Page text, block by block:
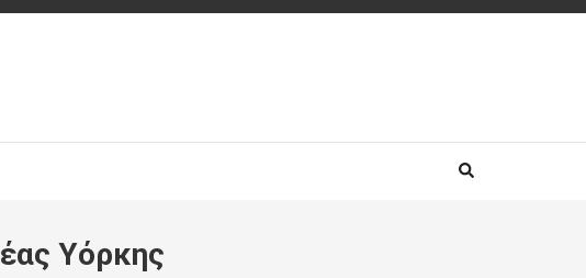
Υόρκης